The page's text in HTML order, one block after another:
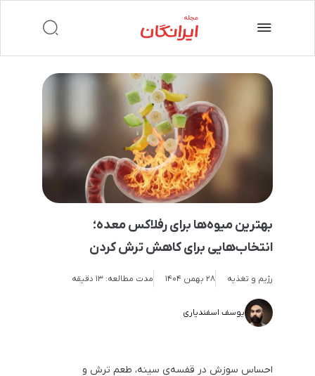
بهترین میوه‌ها برای رفلاکس معده؛
انتخاب‌هایی برای کاهش ترش کردن
رژیم و تغذیه 28 بهمن 1404 مدت مطالعه: ۱۳ دقیقه
یوسف اسفندیاری
احساس سوزش در قفسه‌ی سینه، طعم ترش و